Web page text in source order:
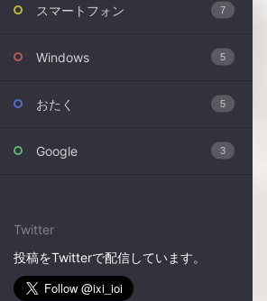
スマートフォン 7
Windows 5
おたく 5
Google 3
Twitter
投稿をTwitterで配信しています。